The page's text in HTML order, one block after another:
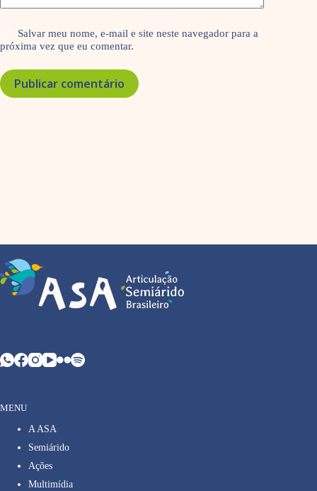
Salvar meu nome, e-mail e site neste navegador para a
próxima vez que eu comentar.
Publicar comentário
MENU
A ASA
Semiárido
Ações
Multimídia